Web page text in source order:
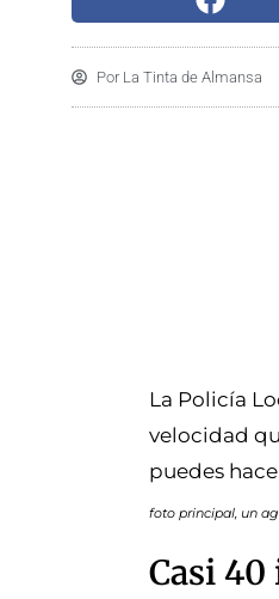
Por La Tinta de Almansa
La Policía
velocidad
puedes
foto principal, un
Casi